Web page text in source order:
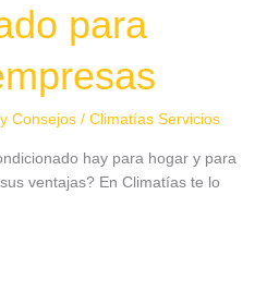
para
Consejos / Climatías Servicios
hay para hogar y para
ventajas? En Climatías te lo